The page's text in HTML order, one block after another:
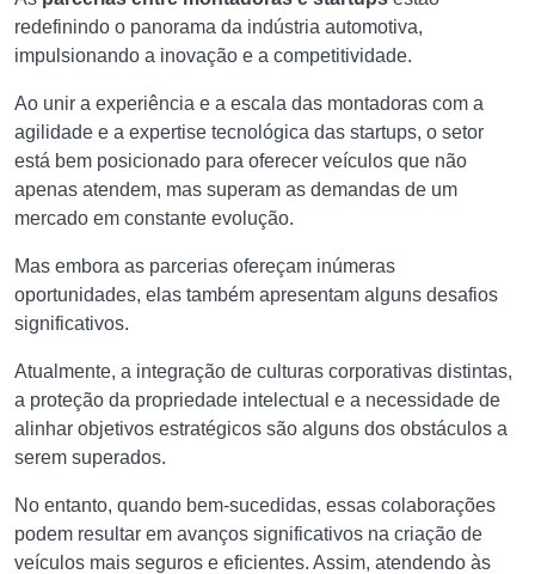
redefinindo o panorama da indústria automotiva,
impulsionando a inovação e a competitividade.
Ao unir a experiência e a escala das montadoras com a
agilidade e a expertise tecnológica das startups, o setor
está bem posicionado para oferecer veículos que não
apenas atendem, mas superam as demandas de um
mercado em constante evolução.
Mas embora as parcerias ofereçam inúmeras
oportunidades, elas também apresentam alguns desafios
significativos.
Atualmente, a integração de culturas corporativas distintas,
a proteção da propriedade intelectual e a necessidade de
alinhar objetivos estratégicos são alguns dos obstáculos a
serem superados.
No entanto, quando bem-sucedidas, essas colaborações
podem resultar em avanços significativos na criação de
veículos mais seguros e eficientes. Assim, atendendo às